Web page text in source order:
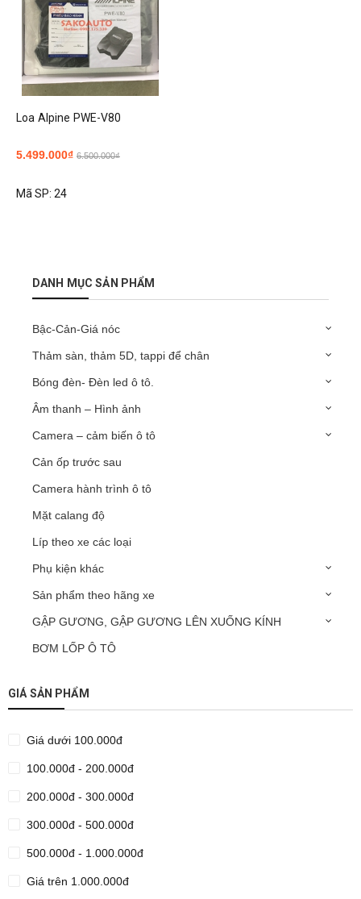
Loa Alpine PWE-V80
5.499.000₫ 6.500.000₫
Mã SP: 24
DANH MỤC SẢN PHẨM
Bậc-Cản-Giá nóc
Thảm sàn, thảm 5D, tappi để chân
Bóng đèn- Đèn led ô tô.
Âm thanh – Hình ảnh
Camera – cảm biến ô tô
Cản ốp trước sau
Camera hành trình ô tô
Mặt calang độ
Líp theo xe các loại
Phụ kiện khác
Sản phẩm theo hãng xe
GẬP GƯƠNG, GẬP GƯƠNG LÊN XUỐNG KÍNH
BƠM LỐP Ô TÔ
GIÁ SẢN PHẨM
Giá dưới 100.000đ
100.000đ - 200.000đ
200.000đ - 300.000đ
300.000đ - 500.000đ
500.000đ - 1.000.000đ
Giá trên 1.000.000đ